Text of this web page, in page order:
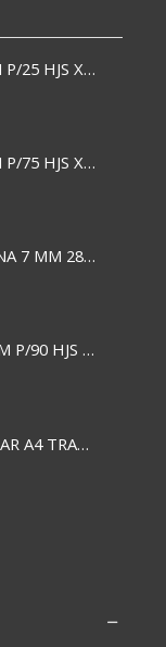
ESPIRAL PLASTICO 7 MM P/25 HJS X50x3000
ESPIRAL PLASTICO 9 MM P/75 HJS X50X2400
SILICONA BARRA CBX FINA 7 MM 28 CM
ESPIRAL PLASTICO 12 MM P/90 HJS X50X1500
TAPA PARA ENCUADERNAR A4 TRANSP x50x500